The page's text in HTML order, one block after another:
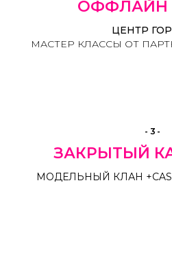
ОФФЛАЙН
ЦЕНТР
МАСТЕР КЛАССЫ ОТ
-3-
ЗАКРЫТЫЙ
МОДЕЛЬНЫЙ КЛАН